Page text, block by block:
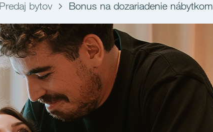
Predaj bytov Bonus na dozariadenie nábytkom